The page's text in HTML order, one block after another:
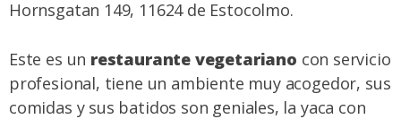
Hornsgatan 149, 11624 de Estocolmo.
Este es un restaurante vegetariano con servicio
profesional, tiene un ambiente muy acogedor, sus
comidas y sus batidos son geniales, la yaca con